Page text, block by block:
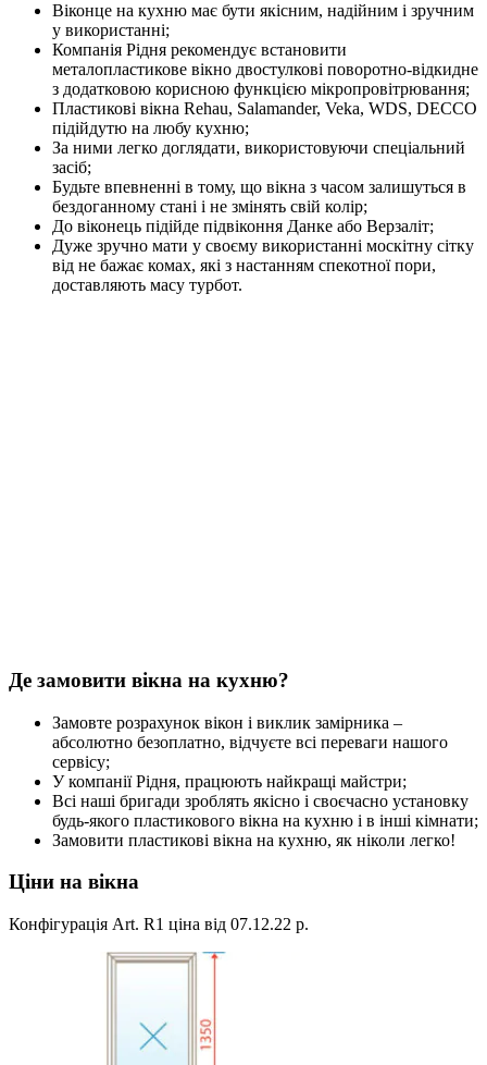
Віконце на кухню має бути якісним, надійним і зручним
у використанні;
Компанія Рідня рекомендує встановити
металопластикове вікно двостулкові поворотно-відкидне
з додатковою корисною функцією мікропровітрювання;
Пластикові вікна Rehau, Salamander, Veka, WDS, DECCO
підійдутю на любу кухню;
За ними легко доглядати, використовуючи спеціальний
засіб;
Будьте впевненні в тому, що вікна з часом залишуться в
бездоганному стані і не змінять свій колір;
До віконець підійде підвіконня Данке або Верзаліт;
Дуже зручно мати у своєму використанні москітну сітку
від не бажає комах, які з настанням спекотної пори,
доставляють масу турбот.
Де замовити вікна на кухню?
Замовте розрахунок вікон і виклик замірника –
абсолютно безоплатно, відчуєте всі переваги нашого
сервісу;
У компанії Рідня, працюють найкращі майстри;
Всі наші бригади зроблять якісно і своєчасно установку
будь-якого пластикового вікна на кухню і в інші кімнати;
Замовити пластикові вікна на кухню, як ніколи легко!
Ціни на вікна
Конфігурація Art. R1 ціна від 07.12.22 р.